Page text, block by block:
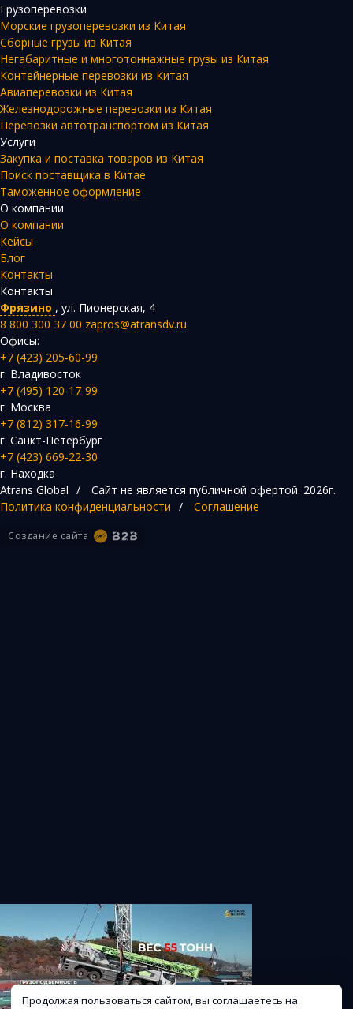
Грузоперевозки
Морские грузоперевозки из Китая
Сборные грузы из Китая
Негабаритные и многотоннажные грузы из Китая
Контейнерные перевозки из Китая
Авиаперевозки из Китая
Железнодорожные перевозки из Китая
Перевозки автотранспортом из Китая
Услуги
Закупка и поставка товаров из Китая
Поиск поставщика в Китае
Таможенное оформление
О компании
О компании
Кейсы
Блог
Контакты
Контакты
Фрязино , ул. Пионерская, 4
8 800 300 37 00 zapros@atransdv.ru
Офисы:
+7 (423) 205-60-99
г. Владивосток
+7 (495) 120-17-99
г. Москва
+7 (812) 317-16-99
г. Санкт-Петербург
+7 (423) 669-22-30
г. Находка
Atrans Global / Сайт не является публичной офертой. 2026г.
Политика конфиденциальности / Соглашение
Создание сайта
Продолжая пользоваться сайтом, вы соглашаетесь на